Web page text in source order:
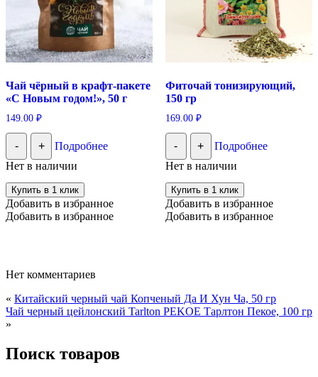
Чай чёрный в крафт-пакете
«С Новым годом!», 50 г
149.00 ₽
- +
Подробнее
Нет в наличии
Купить в 1 клик
Добавить в избранное
Добавить в избранное
Фиточай тонизирующий,
150 гр
169.00 ₽
- +
Подробнее
Нет в наличии
Купить в 1 клик
Добавить в избранное
Добавить в избранное
Нет комментариев
« Китайский черный чай Копченый Да И Хун Ча, 50 гр
Чай черный цейлонский Tarlton PEKOE Тарлтон Пекое, 100 гр
»
Поиск товаров